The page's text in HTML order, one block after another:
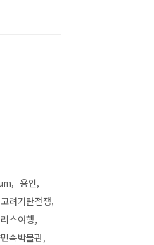
용인
고려거란전쟁
스여행
속박물관